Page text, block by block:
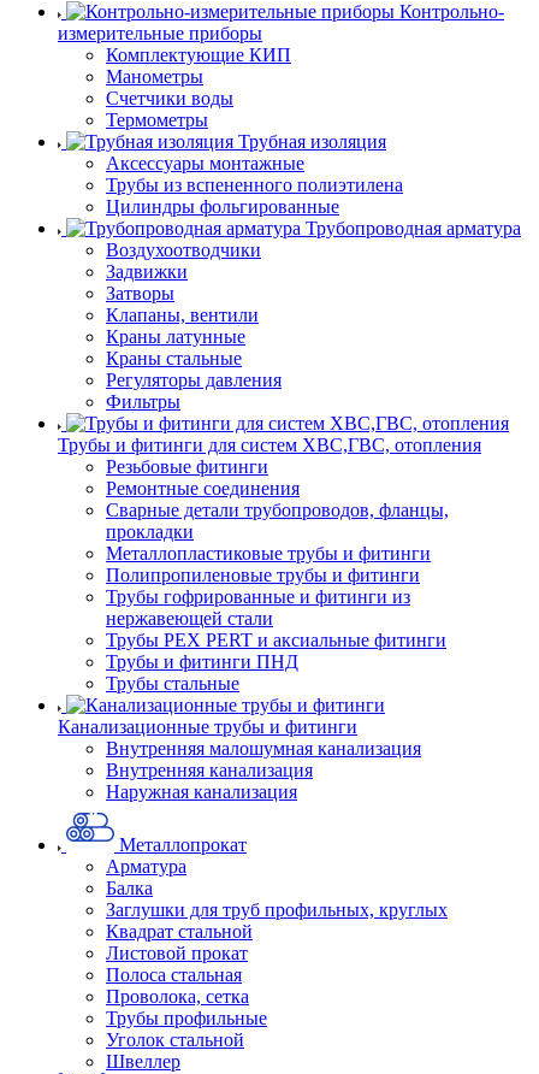
Контрольно-
измерительные приборы
Комплектующие КИП
Манометры
Счетчики воды
Термометры
Трубная изоляция
Аксессуары монтажные
Трубы из вспененного полиэтилена
Цилиндры фольгированные
Трубопроводная арматура
Воздухоотводчики
Задвижки
Затворы
Клапаны, вентили
Краны латунные
Краны стальные
Регуляторы давления
Фильтры
Трубы и фитинги для систем ХВС,ГВС, отопления
Резьбовые фитинги
Ремонтные соединения
Сварные детали трубопроводов, фланцы,
прокладки
Металлопластиковые трубы и фитинги
Полипропиленовые трубы и фитинги
Трубы гофрированные и фитинги из
нержавеющей стали
Трубы PEX PERT и аксиальные фитинги
Трубы и фитинги ПНД
Трубы стальные
Канализационные трубы и фитинги
Внутренняя малошумная канализация
Внутренняя канализация
Наружная канализация
Металлопрокат
Арматура
Балка
Заглушки для труб профильных, круглых
Квадрат стальной
Листовой прокат
Полоса стальная
Проволока, сетка
Трубы профильные
Уголок стальной
Швеллер